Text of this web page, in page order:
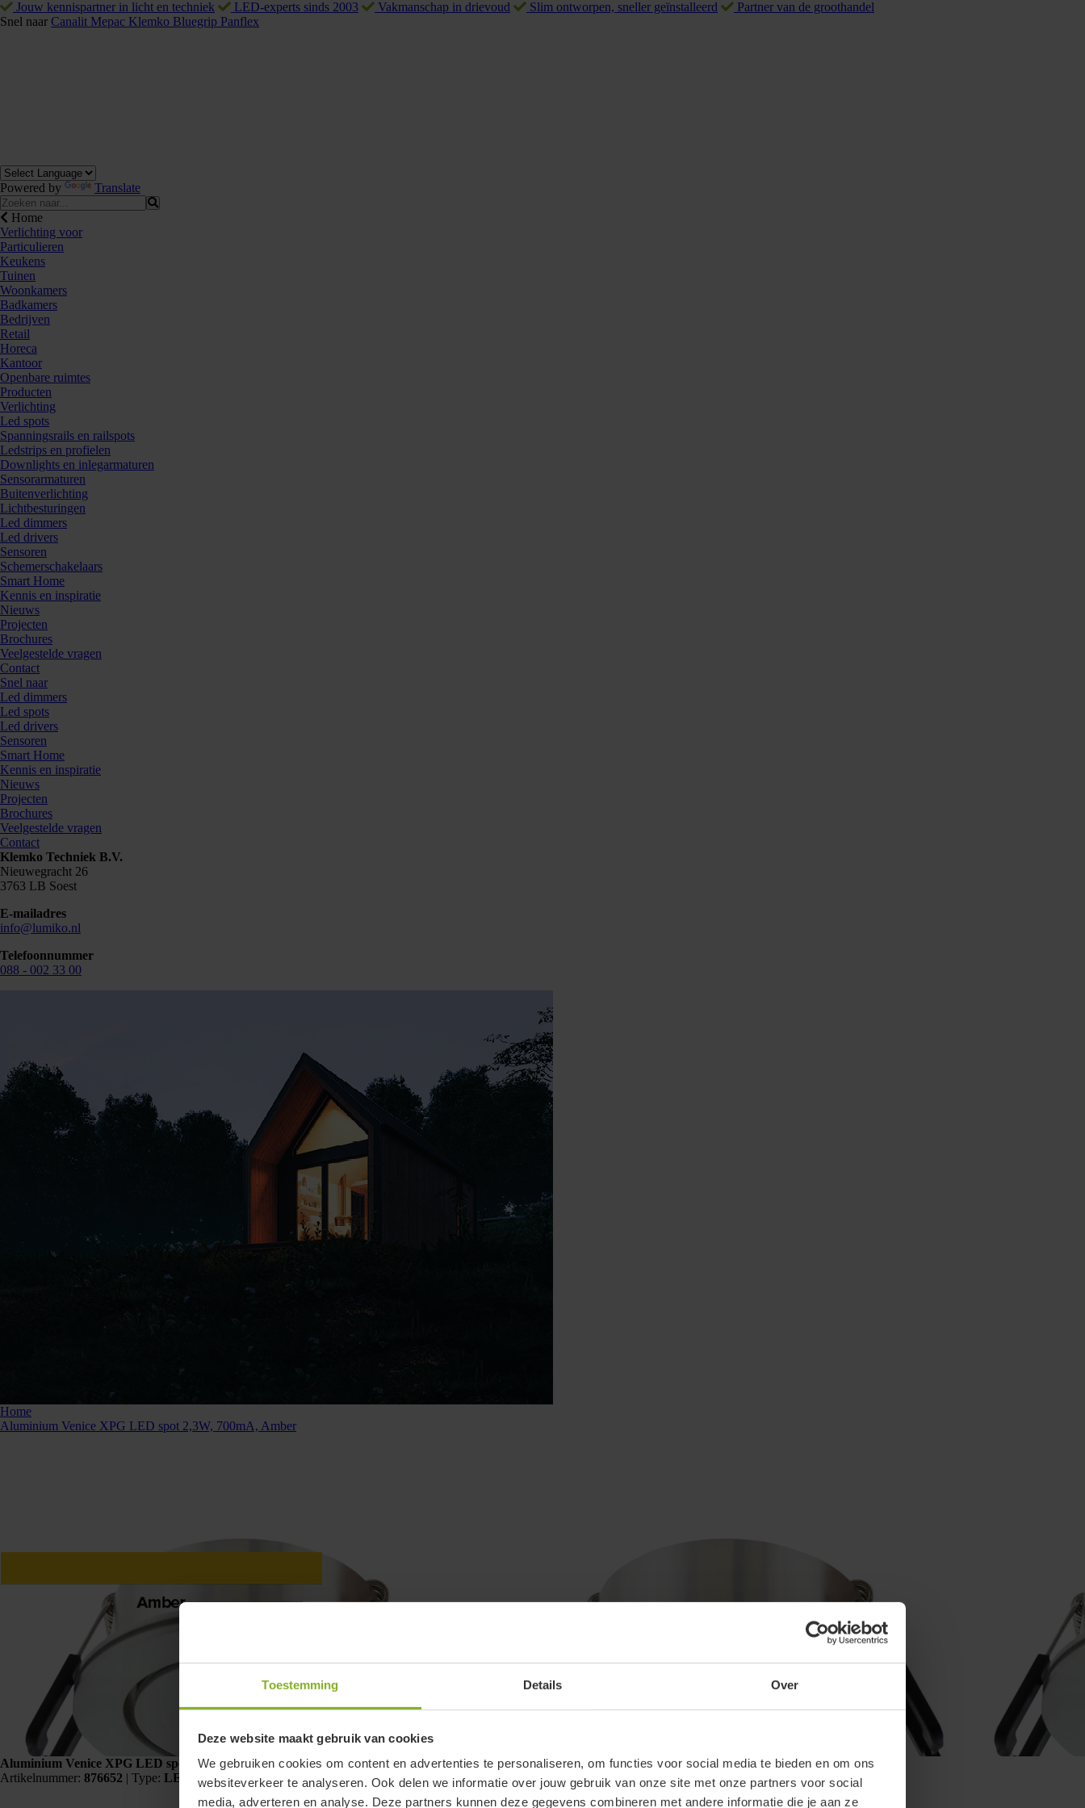
Toestemming Details Over
Deze website maakt gebruik van cookies
We gebruiken cookies om content en advertenties te personaliseren, om functies voor social media te bieden en om ons
websiteverkeer te analyseren. Ook delen we informatie over jouw gebruik van onze site met onze partners voor social
media, adverteren en analyse. Deze partners kunnen deze gegevens combineren met andere informatie die je aan ze
Jouw kennispartner in licht en techniek LED-experts sinds 2003 Vakmanschap in drievoud Slim ontworpen, sneller geïnstalleerd
Partner van de groothandel
Snel naar Canalit Mepac Klemko Bluegrip Panflex
Powered by Translate
Home
Verlichting voor
Particulieren
Keukens
Tuinen
Woonkamers
Badkamers
Bedrijven
Retail
Horeca
Kantoor
Openbare ruimtes
Producten
Verlichting
Led spots
Spanningsrails en railspots
Ledstrips en profielen
Downlights en inlegarmaturen
Sensorarmaturen
Buitenverlichting
Lichtbesturingen
Led dimmers
Led drivers
Sensoren
Schemerschakelaars
Smart Home
Kennis en inspiratie
Nieuws
Projecten
Brochures
Veelgestelde vragen
Contact
Snel naar
Led dimmers
Led spots
Led drivers
Sensoren
Smart Home
Kennis en inspiratie
Nieuws
Projecten
Brochures
Veelgestelde vragen
Contact
Klemko Techniek B.V.
Nieuwegracht 26
3763 LB Soest
E-mailadres
info@lumiko.nl
Telefoonnummer
088 - 002 33 00
Home
Aluminium Venice XPG LED spot 2,3W, 700mA, Amber
Aluminium Venice XPG LED spot 2,3W, 700mA, Amber
Artikelnummer: 876652 | Type: LED-SPOT-AM | EAN: 8716643036475
Bestellen
Kunnen we je ergens mee helpen? Neem dan contact op +31 88 002 33 00 of info@lumiko.nl